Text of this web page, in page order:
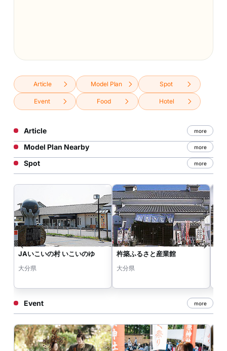
Article Model Plan Spot
Event Food Hotel
Article more
Model Plan Nearby more
Spot more
JAいこいの村 いこいのゆ
大分県
杵築ふるさと産業館
大分県
Event more